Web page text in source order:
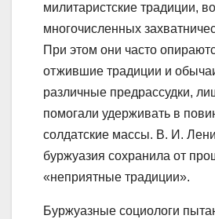
милитаристские традиции,
многочисленных
При этом они часто
отжившие традиции и
различные предрассудки,
помогали удерживать в
солдатские массы. В. И.
буржуазия сохранила от
«неприятные традиции».
Буржуазные социологи